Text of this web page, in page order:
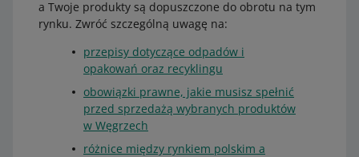
a Twoje produkty są dopuszczone do obrotu na tym
rynku. Zwróć szczególną uwagę na:
przepisy dotyczące odpadów i
opakowań oraz recyklingu
obowiązki prawne, jakie musisz spełnić
przed sprzedażą wybranych produktów
w Węgrzech
różnice między rynkiem polskim a